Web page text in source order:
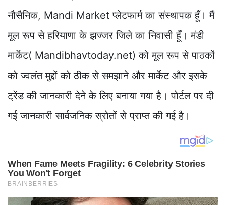
नौसैनिक, Mandi Market प्लेटफार्म का संस्थापक हूँ। मैं
मूल रूप से हरियाणा के झज्जर जिले का निवासी हूँ। मंडी
मार्केट( Mandibhavtoday.net) को मूल रूप से पाठकों
को ज्वलंत मुद्दों को ठीक से समझाने और मार्केट और इसके
ट्रेंड की जानकारी देने के लिए बनाया गया है। पोर्टल पर दी
गई जानकारी सार्वजनिक स्रोतों से प्राप्त की गई है।